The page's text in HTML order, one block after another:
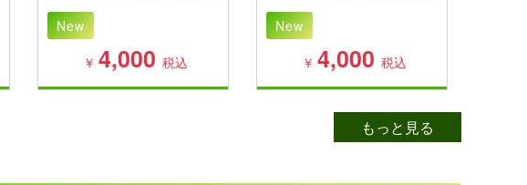
New
￥ 4,000 税込
New
￥ 4,000 税込
もっと見る